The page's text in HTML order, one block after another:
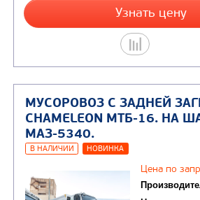
МУСОРОВОЗ С
CHAMELEON МТБ-
КАМАЗ-53605.
В НАЛИЧИИ НОВИНКА